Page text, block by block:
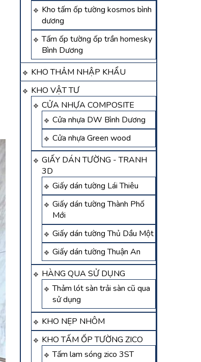
Kho tấm ốp tường kosmos bình
dương
Tấm ốp tường ốp trần homesky
Bình Dương
KHO THẢM NHẬP KHẨU
KHO VẬT TƯ
CỬA NHỰA COMPOSITE
Cửa nhựa DW Bình Dương
Cửa nhựa Green wood
GIẤY DÁN TƯỜNG - TRANH
3D
Giấy dán tường Lái Thiêu
Giấy dán tường Thành Phố
Mới
Giấy dán tường Thủ Dầu Một
Giấy dán tường Thuận An
HÀNG QUA SỬ DỤNG
Thảm lót sàn trải sàn cũ qua
sử dụng
KHO NẸP NHÔM
KHO TẤM ỐP TƯỜNG ZICO
Tấm lam sóng zico 3ST